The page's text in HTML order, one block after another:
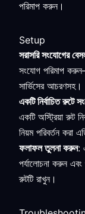
পরিমাপ করুন।
Setup
সরাসরি সংযোগের
সংযোগ পরিমাপ
সার্ভিসের আচরণসহ।
একটি নির্বাচিত রুটে
একটি অস্ট্রিয়া রুট
নিয়ম পরিবর্তন করা
ফলাফল তুলনা করুন:
পর্যালোচনা করুন
রুটটি রাখুন।